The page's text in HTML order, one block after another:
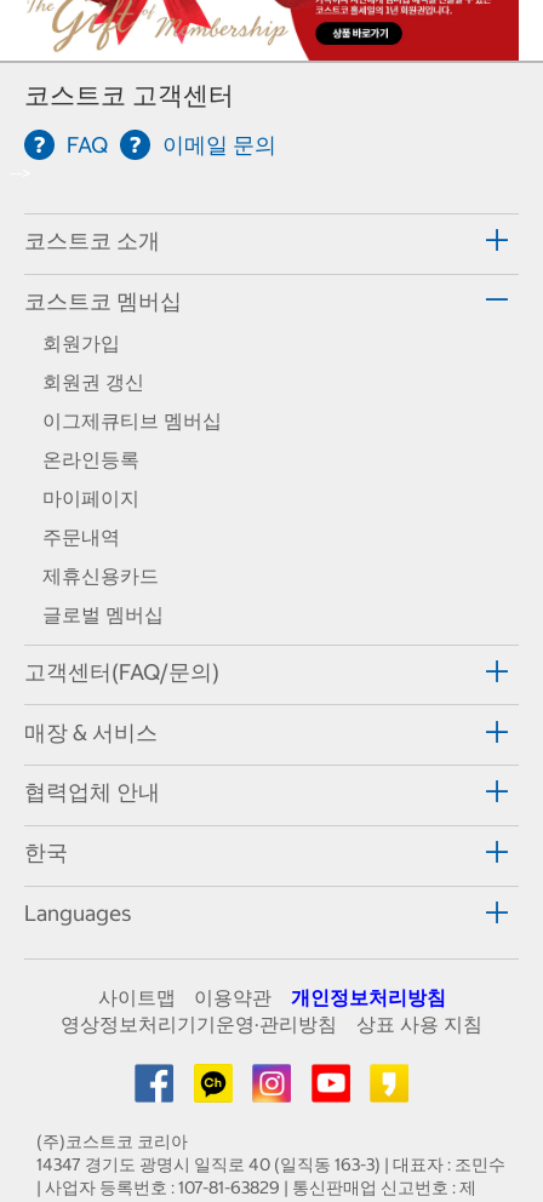
코스트코 고객센터
FAQ 이메일 문의
코스트코 소개
코스트코 멤버십
회원가입
회원권 갱신
이그제큐티브 멤버십
온라인등록
마이페이지
주문내역
제휴신용카드
글로벌 멤버십
고객센터(FAQ/문의)
매장 & 서비스
협력업체 안내
한국
Languages
사이트맵 이용약관
개인정보처리방침
영상정보처리기기운영·관리방침
상표 사용 지침
(주)코스트코 코리아
14347 경기도 광명시 일직로 40 (일직동 163-3) | 대표자 : 조민수
| 사업자 등록번호 : 107-81-63829 | 통신판매업 신고번호 : 제